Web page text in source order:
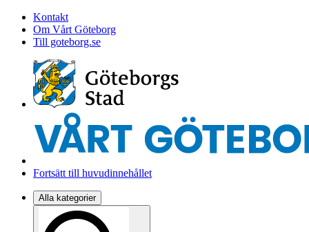
Kontakt
Om Vårt Göteborg
Till goteborg.se
Fortsätt till huvudinnehållet
Alla kategorier